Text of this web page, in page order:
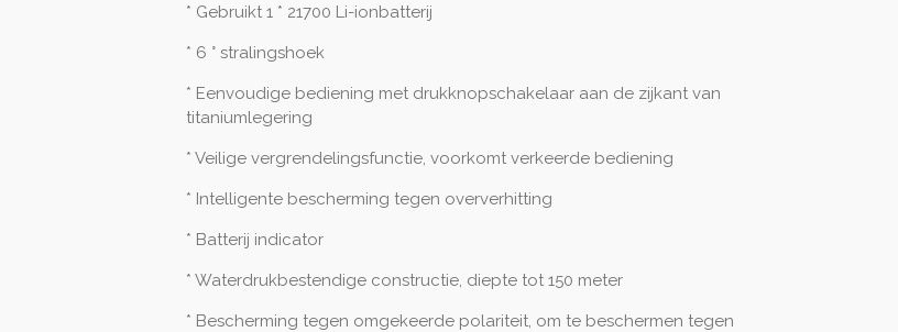
* Gebruikt 1 * 21700 Li-ionbatterij
* 6 ° stralingshoek
* Eenvoudige bediening met drukknopschakelaar aan de zijkant van
titaniumlegering
* Veilige vergrendelingsfunctie, voorkomt verkeerde bediening
* Intelligente bescherming tegen oververhitting
* Batterij indicator
* Waterdrukbestendige constructie, diepte tot 150 meter
* Bescherming tegen omgekeerde polariteit, om te beschermen tegen